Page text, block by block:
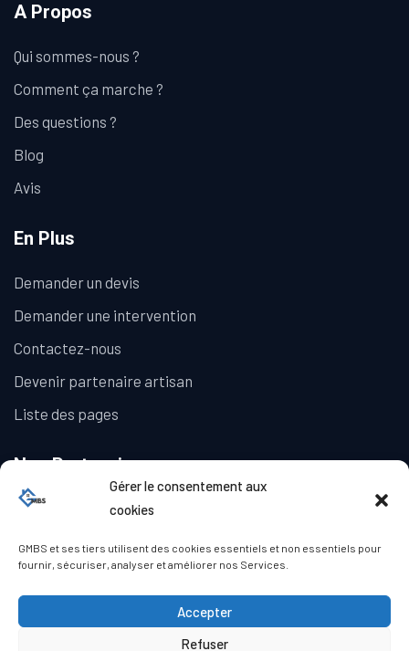
Gérer le consentement aux
cookies
GMBS et ses tiers utilisent des cookies essentiels et non essentiels pour
fournir, sécuriser, analyser et améliorer nos Services.
Accepter
Refuser
A Propos
Qui sommes-nous ?
Comment ça marche ?
Des questions ?
Blog
Avis
En Plus
Demander un devis
Demander une intervention
Contactez-nous
Devenir partenaire artisan
Liste des pages
Nos Partenaires
La Galerie Immobilière